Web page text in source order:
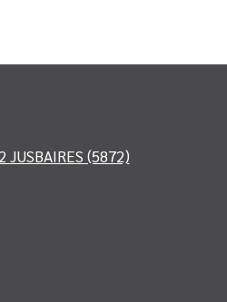
JUSBAIRES (5872)